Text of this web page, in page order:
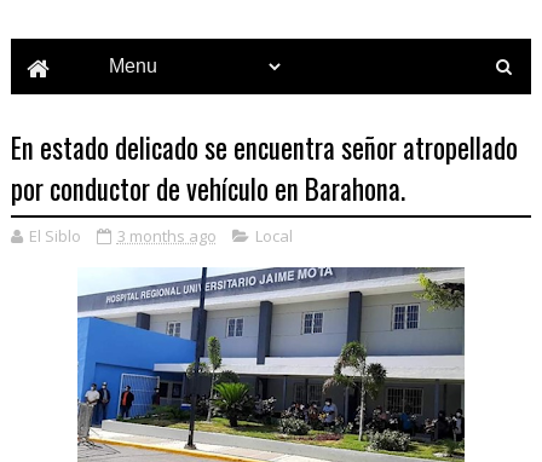
En estado delicado se encuentra señor atropellado
por conductor de vehículo en Barahona.
El Siblo 3 months ago Local